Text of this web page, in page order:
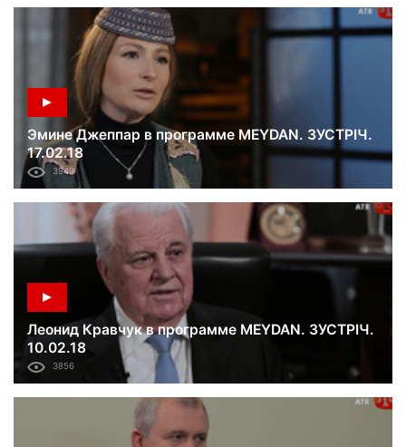
Эмине Джеппар в программе MEYDAN. ЗУСТРІЧ.
17.02.18
3949
Леонид Кравчук в программе MEYDAN. ЗУСТРІЧ.
10.02.18
3856